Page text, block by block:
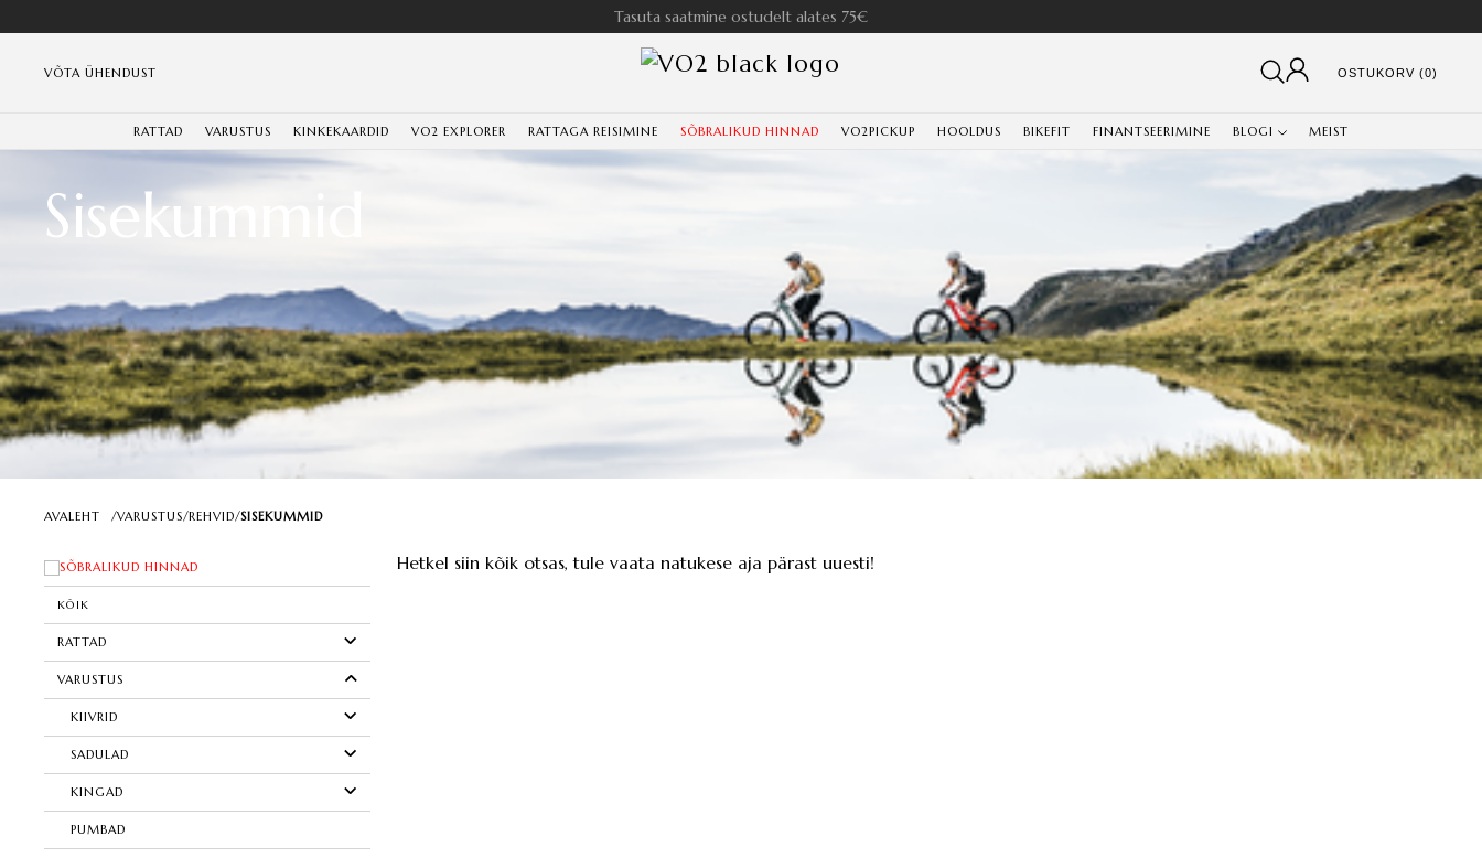
Tasuta saatmine ostudelt alates 75€
VÕTA ÜHENDUST OSTUKORV (0)
RATTAD VARUSTUS KINKEKAARDID VO2 EXPLORER RATTAGA REISIMINE SÕBRALIKUD HINNAD VO2PICKUP HOOLDUS BIKEFIT FINANTSEERIMINE BLOGI MEIST
Sisekummid
AVALEHT /VARUSTUS/REHVID/SISEKUMMID
SÕBRALIKUD HINNAD
KÕIK
RATTAD
VARUSTUS
KIIVRID
SADULAD
KINGAD
PUMBAD
Hetkel siin kõik otsas, tule vaata natukese aja pärast uuesti!